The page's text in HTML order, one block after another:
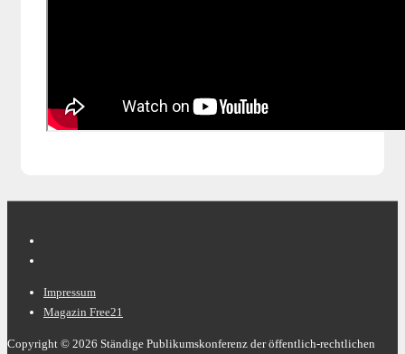
Footer-
Menü
Impressum
Magazin Free21
Copyright © 2026 Ständige Publikumskonferenz der öffentlich-rechtlichen